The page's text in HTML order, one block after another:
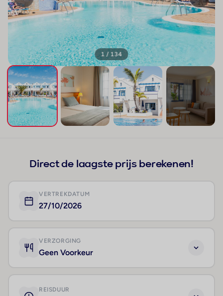
1 / 134
Direct de laagste prijs berekenen!
VERTREKDATUM
27/10/2026
VERZORGING
Geen Voorkeur
REISDUUR